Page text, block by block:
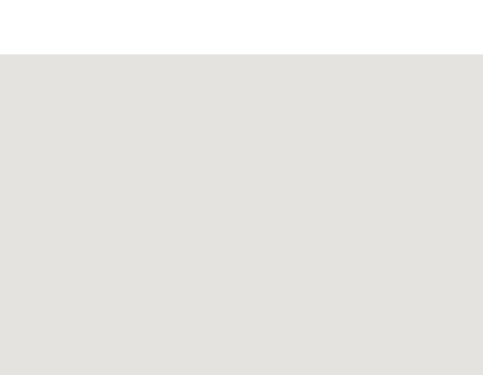
요리들을 맛보면 한 입 한 입마다 그 지역 특유의 풍미가 느껴질 것입니다.
게 이 마을은 흥미로운 활동의 출발점이기도 합니다. 가장 인기 있는 활